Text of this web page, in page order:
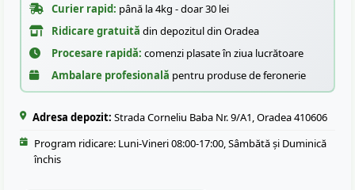
Curier rapid: până la 4kg - doar 30 lei
Ridicare gratuită din depozitul din Oradea
Procesare rapidă: comenzi plasate în ziua lucrătoare
Ambalare profesională pentru produse de feronerie
Adresa depozit: Strada Corneliu Baba Nr. 9/A1, Oradea 410606
Program ridicare: Luni-Vineri 08:00-17:00, Sâmbătă și Duminică
închis